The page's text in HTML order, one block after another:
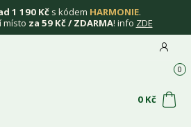
1 190 Kč s kódem HARMONIE.
místo za 59 Kč / ZDARMA! info ZDE
0
0 Kč